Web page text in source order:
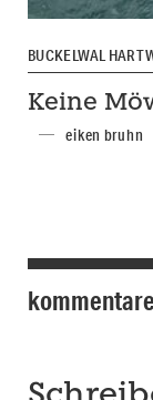
BUCKELWAL
Keine
eiken bruhn
kommentare